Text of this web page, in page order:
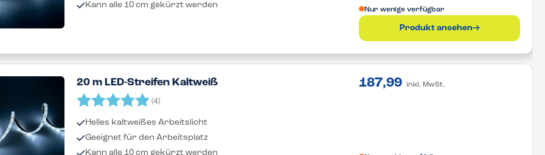
Kann alle 10 cm gekürzt werden
Nur wenige verfügbar
Produkt ansehen
20 m LED-Streifen Kaltweiß
Bewertung: (4)
Helles kaltweißes Arbeitslicht
Geeignet für den Arbeitsplatz
Kann alle 10 cm gekürzt werden
187,99 inkl. MwSt.